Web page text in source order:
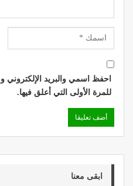
احفظ اسمي والبريد
للمرة الأولى التي أعلق فيها.
ابقى معنا